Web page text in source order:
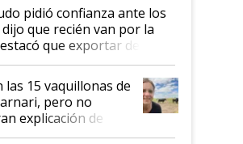
pidió confianza ante los
que recién van por la
que exportar dejó de
unos pocos": "Tenemos un
claro del gobierno
las 15 vaquillonas de
pero no
explicación de
allí